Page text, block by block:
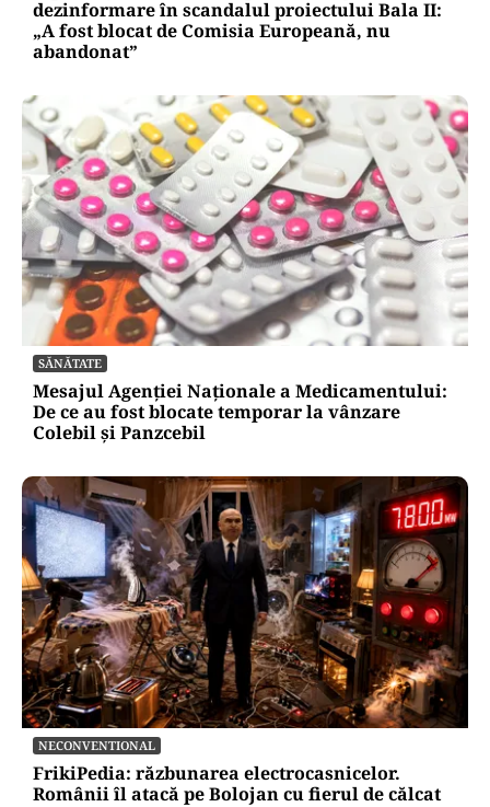
dezinformare în scandalul proiectului Bala II:
„A fost blocat de Comisia Europeană, nu
abandonat”
SĂNĂTATE
Mesajul Agenției Naționale a Medicamentului:
De ce au fost blocate temporar la vânzare
Colebil și Panzcebil
NECONVENTIONAL
FrikiPedia: răzbunarea electrocasnicelor.
Românii îl atacă pe Bolojan cu fierul de călcat